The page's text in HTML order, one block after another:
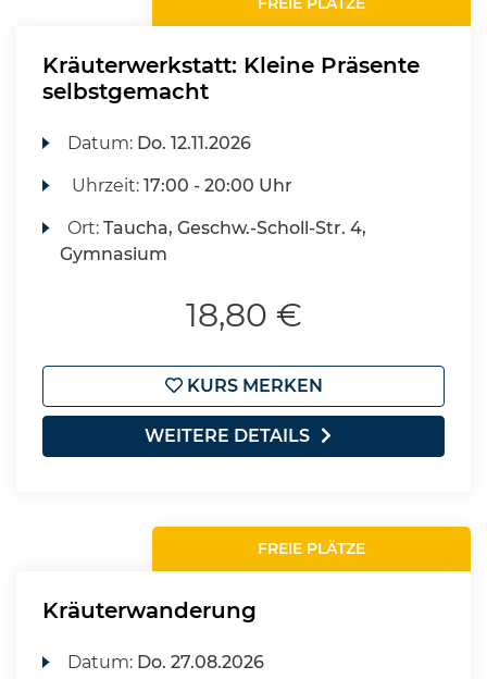
Kräuterwerkstatt: Kleine Präsente
selbstgemacht
Datum: Do. 12.11.2026
Uhrzeit:17:00 - 20:00 Uhr
Ort:Taucha, Geschw.-Scholl-Str. 4,
Gymnasium
18,80 €
KURS MERKEN
WEITERE DETAILS
FREIE PLÄTZE
Kräuterwanderung
Datum: Do. 27.08.2026